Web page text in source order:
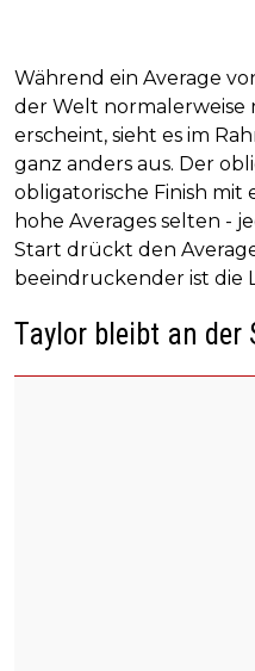
Während ein Average
der Welt
erscheint, sieht es im
ganz anders aus. Der
obligatorische Finish mit
hohe Averages selten -
Start drückt den
beeindruckender ist die
Taylor bleibt an